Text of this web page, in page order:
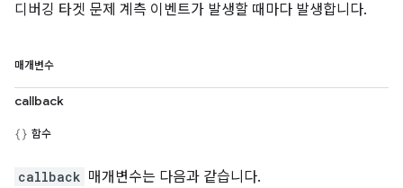
디버깅 타겟 문제 계측 이벤트가 발생할 때마다 발생합니다.
매개변수
callback
함수
callback 매개변수는 다음과 같습니다.